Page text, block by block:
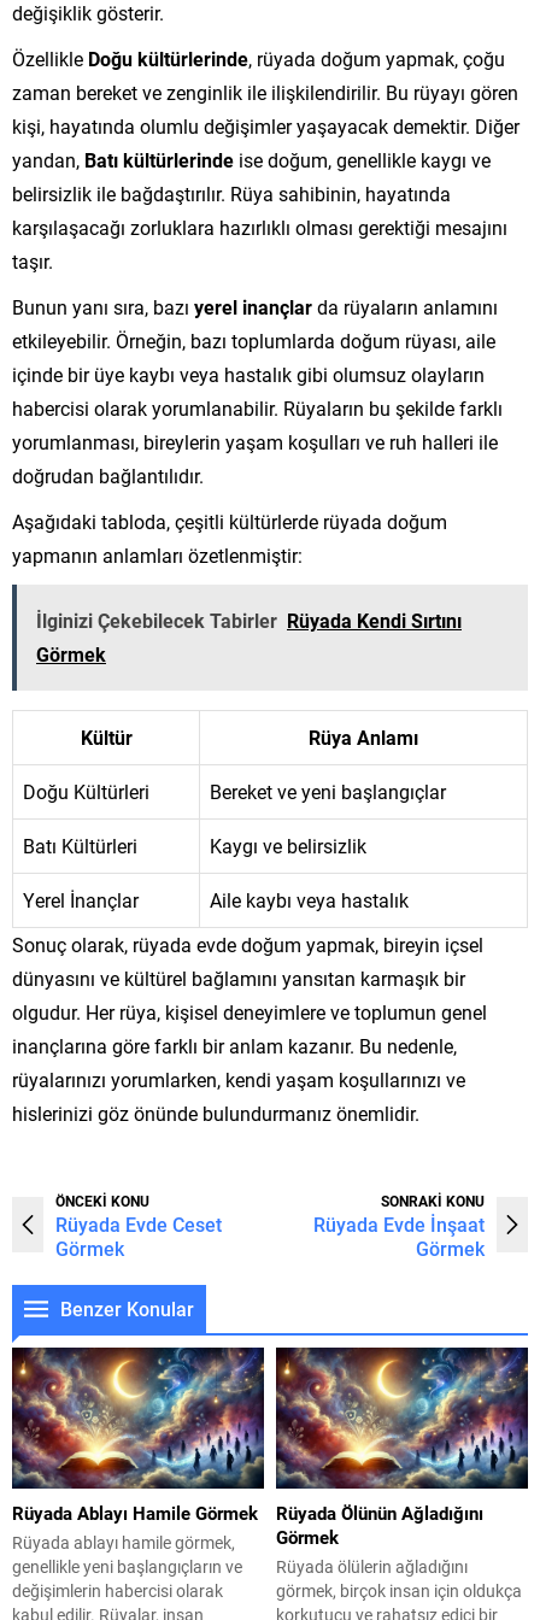
değişiklik gösterir.
Özellikle Doğu kültürlerinde, rüyada doğum yapmak, çoğu
zaman bereket ve zenginlik ile ilişkilendirilir. Bu rüyayı gören
kişi, hayatında olumlu değişimler yaşayacak demektir. Diğer
yandan, Batı kültürlerinde ise doğum, genellikle kaygı ve
belirsizlik ile bağdaştırılır. Rüya sahibinin, hayatında
karşılaşacağı zorluklara hazırlıklı olması gerektiği mesajını
taşır.
Bunun yanı sıra, bazı yerel inançlarda rüyaların anlamını
etkileyebilir. Örneğin, bazı toplumlarda doğum rüyası, aile
içinde bir üye kaybı veya hastalık gibi olumsuz olayların
habercisi olarak yorumlanabilir. Rüyaların bu şekilde farklı
yorumlanması, bireylerin yaşam koşulları ve ruh halleri ile
doğrudan bağlantılıdır.
Aşağıdaki tabloda, çeşitli kültürlerde rüyada doğum
yapmanın anlamları özetlenmiştir:
İlginizi Çekebilecek Tabirler Rüyada Kendi Sırtını
Görmek
Kültür Rüya Anlamı
Doğu Kültürleri Bereket ve yeni başlangıçlar
Batı Kültürleri Kaygı ve belirsizlik
Yerel İnançlar
Aile kaybı veya hastalık
Sonuç olarak, rüyada evde doğum yapmak, bireyin içsel
dünyasını ve kültürel bağlamını yansıtan karmaşık bir
olgudur. Her rüya, kişisel deneyimlere ve toplumun genel
inançlarına göre farklı bir anlam kazanır. Bu nedenle,
rüyalarınızı yorumlarken, kendi yaşam koşullarınızı ve
hislerinizi göz önünde bulundurmanız önemlidir.
ÖNCEKİ KONU
Rüyada Evde Ceset
Görmek
SONRAKİ KONU
Rüyada Evde İnşaat
Görmek
Benzer Konular
Rüyada Ablayı Hamile Görmek
Rüyada ablayı hamile görmek,
genellikle yeni başlangıçların ve
değişimlerin habercisi olarak
kabul edilir. Rüyalar, insan
Rüyada Ölünün Ağladığını
Görmek
Rüyada ölülerin ağladığını
görmek, birçok insan için oldukça
korkutucu ve rahatsız edici bir